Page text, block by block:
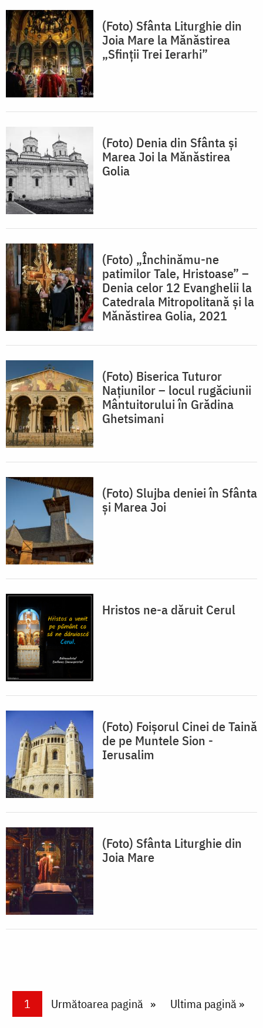
(Foto) Sfânta Liturghie din
Joia Mare la Mănăstirea
„Sfinții Trei Ierarhi”
(Foto) Denia din Sfânta și
Marea Joi la Mănăstirea
Golia
(Foto) „Închinămu-ne
patimilor Tale, Hristoase” –
Denia celor 12 Evanghelii la
Catedrala Mitropolitană și la
Mănăstirea Golia, 2021
(Foto) Biserica Tuturor
Națiunilor – locul rugăciunii
Mântuitorului în Grădina
Ghetsimani
(Foto) Slujba deniei în Sfânta
și Marea Joi
Hristos ne-a dăruit Cerul
(Foto) Foişorul Cinei de Taină
de pe Muntele Sion -
Ierusalim
(Foto) Sfânta Liturghie din
Joia Mare
PaginareCurrent page
1 Next page
Următoarea pagină Last page
Ultima pagină »